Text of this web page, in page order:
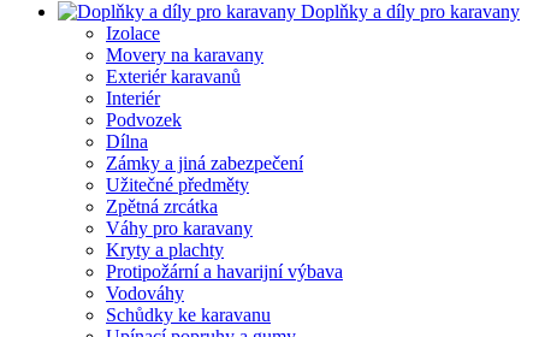
Doplňky a díly pro karavany
Izolace
Movery na karavany
Exteriér karavanů
Interiér
Podvozek
Dílna
Zámky a jiná zabezpečení
Užitečné předměty
Zpětná zrcátka
Váhy pro karavany
Kryty a plachty
Protipožární a havarijní výbava
Vodováhy
Schůdky ke karavanu